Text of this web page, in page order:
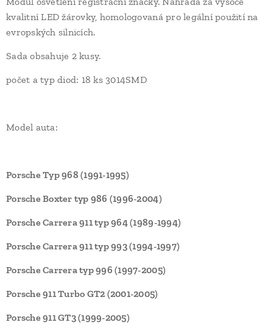
kvalitní LED žárovky, homologovaná pro legální použití na
evropských silnicích.
Sada obsahuje 2 kusy.
počet a typ diod: 18 ks 3014SMD
Model auta:
Porsche Typ 968 (1991-1995)
Porsche Boxter typ 986 (1996-2004)
Porsche Carrera 911 typ 964 (1989-1994)
Porsche Carrera 911 typ 993 (1994-1997)
Porsche Carrera typ 996 (1997-2005)
Porsche 911 Turbo GT2 (2001-2005)
Porsche 911 GT3 (1999-2005)